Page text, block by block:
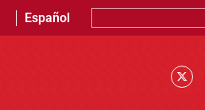
Español